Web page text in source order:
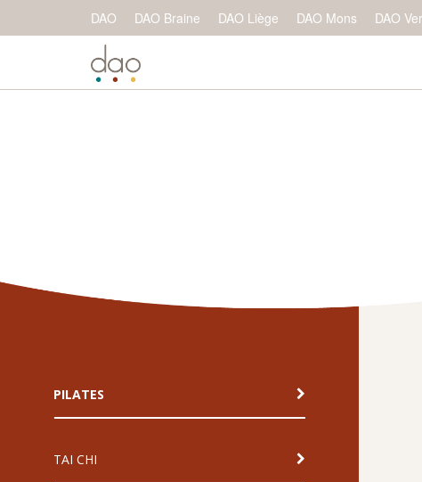
DAO DAO Braine DAO Liège DAO Mons DAO
PILATES
TAI CHI